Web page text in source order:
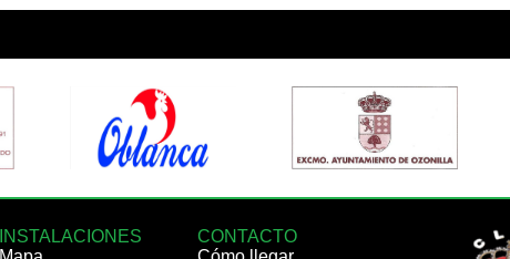
INSTALACIONES
CONTACTO